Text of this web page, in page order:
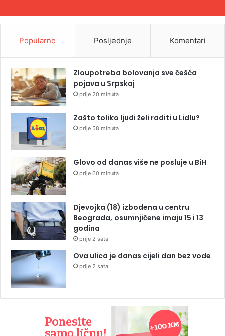
Popularno Posljednje Komentari
Zloupotreba bolovanja sve češća
pojava u Srpskoj
prije 20 minuta
Zašto toliko ljudi želi raditi u Lidlu?
prije 58 minuta
Glovo od danas više ne posluje u BiH
prije 60 minuta
Djevojka (18) izbodena u centru
Beograda, osumnjičene imaju 15 i 13
godina
prije 2 sata
Ova ulica je danas cijeli dan bez vode
prije 2 sata